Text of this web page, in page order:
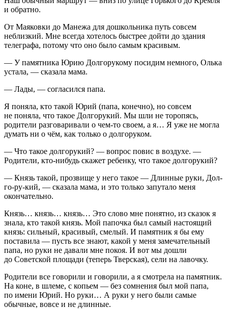
и обратно.
От Маяковки до Манежа для дошкольника путь совсем
неблизкий. Мне всегда хотелось быстрее дойти до здания
телеграфа, потому что оно было самым красивым.
— У памятника Юрию Долгорукому посидим немного, Олька
устала, — сказала мама.
— Лады, — согласился папа.
Я поняла, кто такой Юрий (папа, конечно), но совсем
не поняла, что такое Долгорукий. Мы шли не торопясь,
родители разговаривали о чем-то своем, а я… Я уже не могла
думать ни о чём, как только о долгоруком.
— Что такое долгорукий? — вопрос повис в воздухе. —
Родители, кто-нибудь скажет ребенку, что такое долгорукий?
— Князь такой, прозвище у него такое — Длинные руки, Дол-
го-ру-кий, — сказала мама, и это только запутало меня
окончательно.
Князь… князь… князь… Это слово мне понятно, из сказок я
знала, кто такой князь. Мой папочка был самый настоящий
князь: сильный, красивый, смелый. И памятник я бы ему
поставила — пусть все знают, какой у меня замечательный
папа, но руки не давали мне покоя. И вот мы дошли
до Советской площади (теперь Тверская), сели на лавочку.
Родители все говорили и говорили, а я смотрела на памятник.
На коне, в шлеме, с копьем — без сомнения был мой папа,
по имени Юрий. Но руки… А руки у него были самые
обычные, вовсе и не длинные.